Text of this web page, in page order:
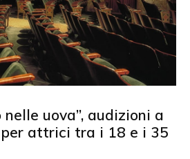
uova”, audizioni a
per attrici tra i 18 e i 35